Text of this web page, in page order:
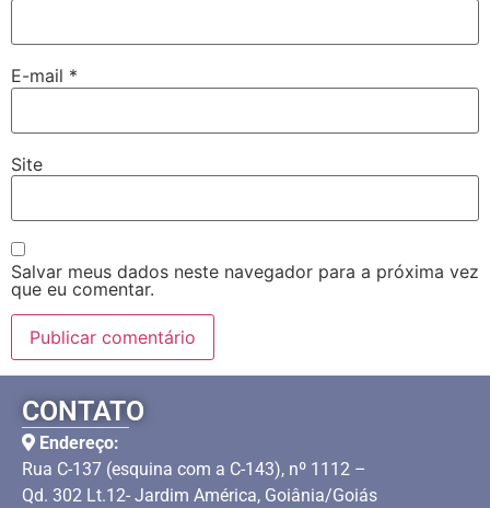
E-mail *
Site
Salvar meus dados neste navegador para a próxima vez
que eu comentar.
CONTATO
Endereço:
Rua C-137 (esquina com a C-143), nº 1112 –
Qd. 302 Lt.12- Jardim América, Goiânia/Goiás